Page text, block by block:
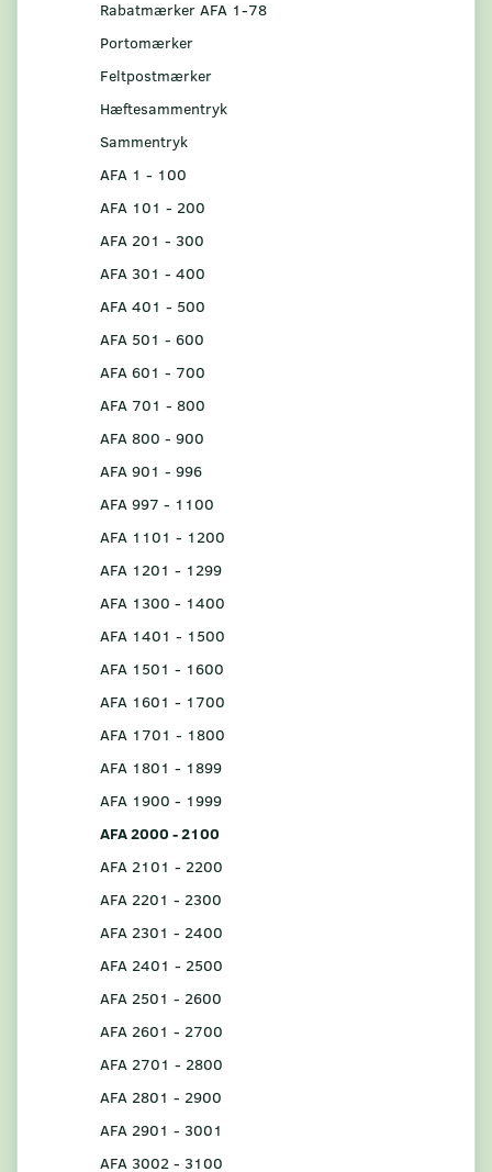
Rabatmærker AFA 1-78
Portomærker
Feltpostmærker
Hæftesammentryk
Sammentryk
AFA 1 - 100
AFA 101 - 200
AFA 201 - 300
AFA 301 - 400
AFA 401 - 500
AFA 501 - 600
AFA 601 - 700
AFA 701 - 800
AFA 800 - 900
AFA 901 - 996
AFA 997 - 1100
AFA 1101 - 1200
AFA 1201 - 1299
AFA 1300 - 1400
AFA 1401 - 1500
AFA 1501 - 1600
AFA 1601 - 1700
AFA 1701 - 1800
AFA 1801 - 1899
AFA 1900 - 1999
AFA 2000 - 2100
AFA 2101 - 2200
AFA 2201 - 2300
AFA 2301 - 2400
AFA 2401 - 2500
AFA 2501 - 2600
AFA 2601 - 2700
AFA 2701 - 2800
AFA 2801 - 2900
AFA 2901 - 3001
AFA 3002 - 3100